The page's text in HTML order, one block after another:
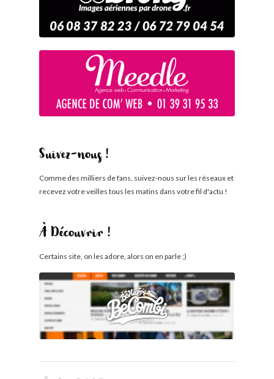
Suivez-nous !
Comme des milliers de fans, suivez-nous sur les réseaux et
recevez votre veilles tous les matins dans votre fil d'actu !
À Découvrir !
Certains site, on les adore, alors on en parle ;)